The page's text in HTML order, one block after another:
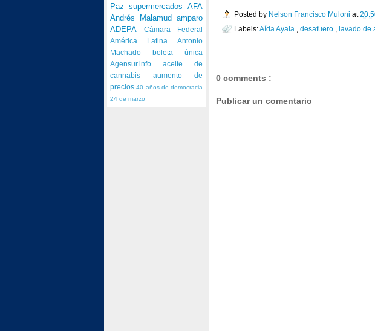
Posted by Nelson Francisco Muloni at
Labels:Aída Ayala desafuero lavado de
0 comments :
Publicar un comentario
Paz supermercados AFA
Andrés Malamud amparo
ADEPA
Cámara Federal
América Latina Antonio
Machado boleta única
Agensur.info aceite de
cannabis aumento de
precios40 años de democracia
24 de marzo